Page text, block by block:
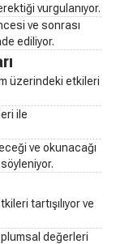
vurgulanıyor.
ve sonrası
ediliyor.
üzerindeki etkileri
ile
ve okunacağı
tartışılıyor ve
değerleri